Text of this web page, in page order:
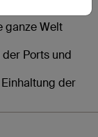
ganze Welt
Ports und
der